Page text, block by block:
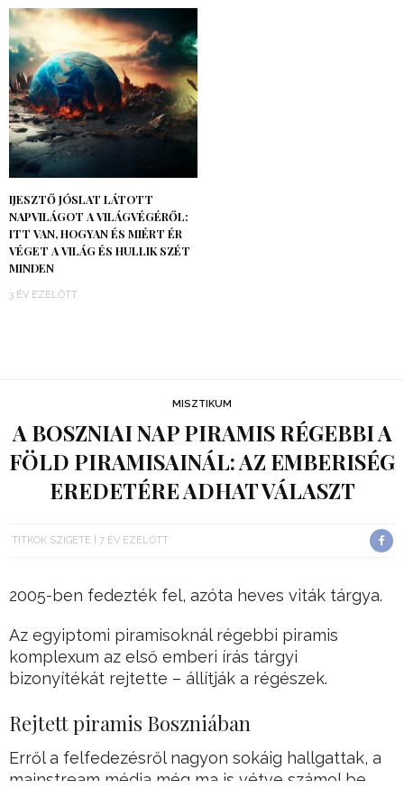
IJESZTŐ JÓSLAT LÁTOTT
NAPVILÁGOT A VILÁGVÉGÉRŐL:
ITT VAN, HOGYAN ÉS MIÉRT ÉR
VÉGET A VILÁG ÉS HULLIK SZÉT
MINDEN
3 ÉV EZELŐTT
MISZTIKUM
A BOSZNIAI NAP PIRAMIS RÉGEBBI A
FÖLD PIRAMISAINÁL: AZ EMBERISÉG
EREDETÉRE ADHAT VÁLASZT
TITKOK SZIGETE 7 ÉV EZELŐTT
2005-ben fedezték fel, azóta heves viták tárgya.
Az egyiptomi piramisoknál régebbi piramis
komplexum az első emberi írás tárgyi
bizonyítékát rejtette – állítják a régészek.
Rejtett piramis Boszniában
Erről a felfedezésről nagyon sokáig hallgattak, a
mainstream média még ma is vétve számol be